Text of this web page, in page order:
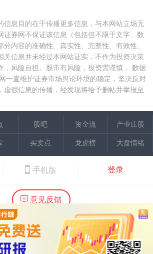
信息目的在于传播更多信息，与本网站立场无
证券网不保证该信息（包括但不限于文字、数
内容的准确性、真实性、完整性、有效性、
关信息并未经过本网站证实，不作为投资决策
风险自担。股市有风险，投资需谨慎， 数据
一直维护证券市场舆论环境的稳定，坚决反对
虚假信息的传播，经发现将给予删帖并举报至
股吧 资金流
产业庄股
买卖点 龙虎榜 大盘情绪
手机版 登录
意见反馈
州市万隆证券咨询顾问有限公司
©2015 Wlstock. All Right Reserved.
热线：020-66618988